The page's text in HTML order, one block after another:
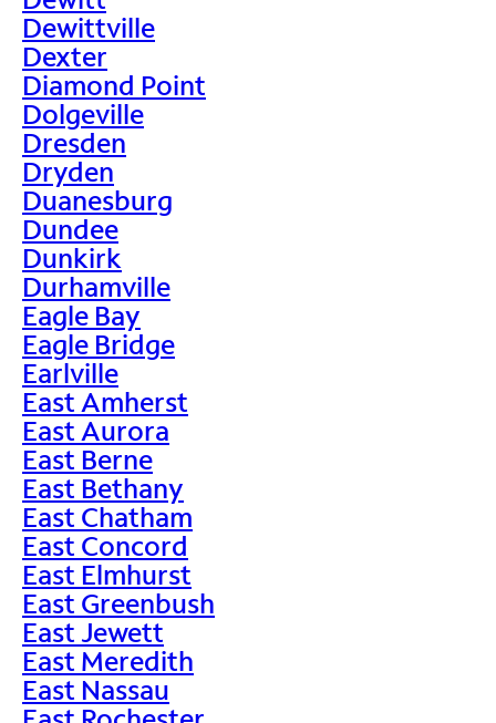
Dewittville
Dexter
Diamond Point
Dolgeville
Dresden
Dryden
Duanesburg
Dundee
Dunkirk
Durhamville
Eagle Bay
Eagle Bridge
Earlville
East Amherst
East Aurora
East Berne
East Bethany
East Chatham
East Concord
East Elmhurst
East Greenbush
East Jewett
East Meredith
East Nassau